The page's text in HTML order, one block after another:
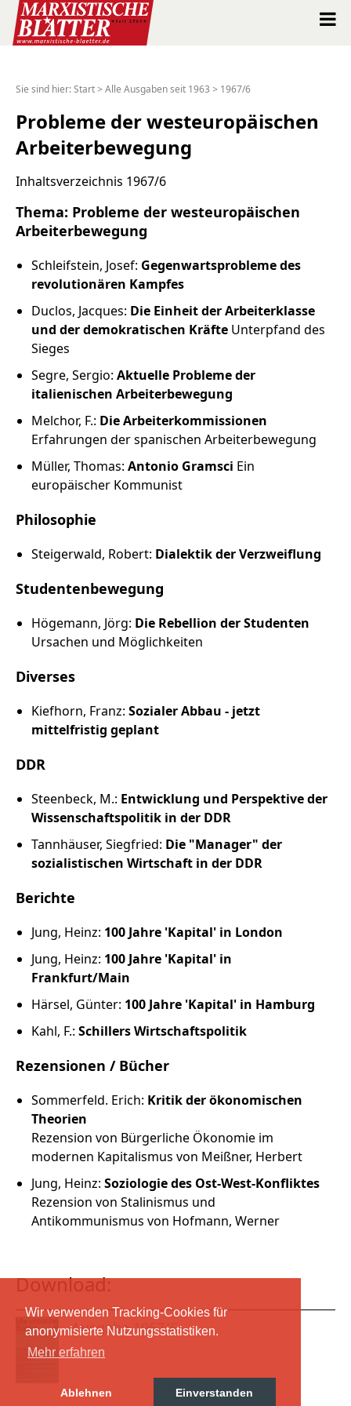
Wir verwenden Tracking-Cookies für
anonymisierte Nutzungsstatistiken.
Mehr erfahren
Ablehnen Einverstanden
Suche
Shop
Abo
Spenden
Über uns
Russland intern
Fundus
Bildungsarbeit
Edition
Kontakt
Datenschutz
Sie sind hier:Start >Alle Ausgaben seit 1963 > 1967/6
Probleme der westeuropäischen
Arbeiterbewegung
Inhaltsverzeichnis 1967/6
Thema: Probleme der westeuropäischen
Arbeiterbewegung
Schleifstein, Josef: Gegenwartsprobleme des
revolutionären Kampfes
Duclos, Jacques: Die Einheit der Arbeiterklasse
und der demokratischen Kräfte Unterpfand des
Sieges
Segre, Sergio: Aktuelle Probleme der
italienischen Arbeiterbewegung
Melchor, F.: Die Arbeiterkommissionen
Erfahrungen der spanischen Arbeiterbewegung
Müller, Thomas: Antonio Gramsci Ein
europäischer Kommunist
Philosophie
Steigerwald, Robert: Dialektik der Verzweiflung
Studentenbewegung
Högemann, Jörg: Die Rebellion der Studenten
Ursachen und Möglichkeiten
Diverses
Kiefhorn, Franz: Sozialer Abbau - jetzt
mittelfristig geplant
DDR
Steenbeck, M.: Entwicklung und Perspektive der
Wissenschaftspolitik in der DDR
Tannhäuser, Siegfried: Die "Manager" der
sozialistischen Wirtschaft in der DDR
Berichte
Jung, Heinz: 100 Jahre 'Kapital' in London
Jung, Heinz: 100 Jahre 'Kapital' in
Frankfurt/Main
Härsel, Günter: 100 Jahre 'Kapital' in Hamburg
Kahl, F.: Schillers Wirtschaftspolitik
Rezensionen / Bücher
Sommerfeld. Erich: Kritik der ökonomischen
Theorien
Rezension von Bürgerliche Ökonomie im
modernen Kapitalismus von Meißner, Herbert
Jung, Heinz: Soziologie des Ost-West-Konfliktes
Rezension von Stalinismus und
Antikommunismus von Hofmann, Werner
Download:
Ausgabe 1967/6